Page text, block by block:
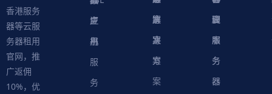
香港服务
器等云服
务器租用
官网，推
广返佣
10%，优
应
用
服
务
主
机
证
书
案
方
案
决
方
案
解
决
方
案
议
脚
本
理
服
务
器
云
服
务
器